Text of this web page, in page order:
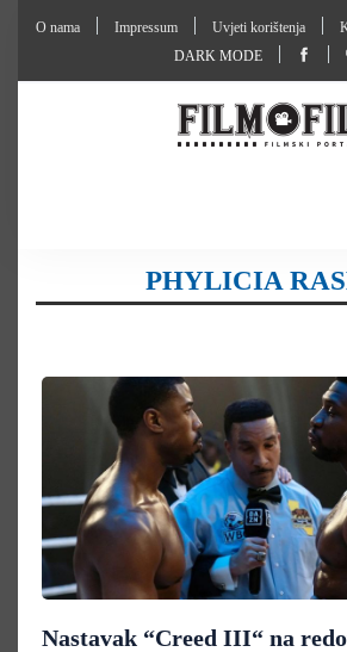
O nama Impressum Uvjeti korištenja
DARK MODE
PHYLICIA
Nastavak “Creed III“ na